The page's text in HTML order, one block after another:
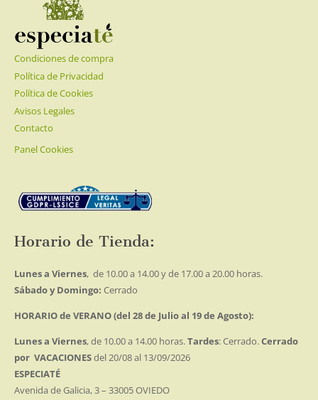
Condiciones de compra
Política de Privacidad
Política de Cookies
Avisos Legales
Contacto
Panel Cookies
Horario de Tienda:
Lunes a Viernes, de 10.00 a 14.00 y de 17.00 a 20.00 horas.
Sábado y Domingo: Cerrado
HORARIO de VERANO (del 28 de Julio al 19 de Agosto):
Lunes a Viernes, de 10.00 a 14.00 horas.Tardes: Cerrado.Cerrado
por VACACIONESdel 20/08 al 13/09/2026
ESPECIATÉ
Avenida de Galicia, 3 – 33005 OVIEDO